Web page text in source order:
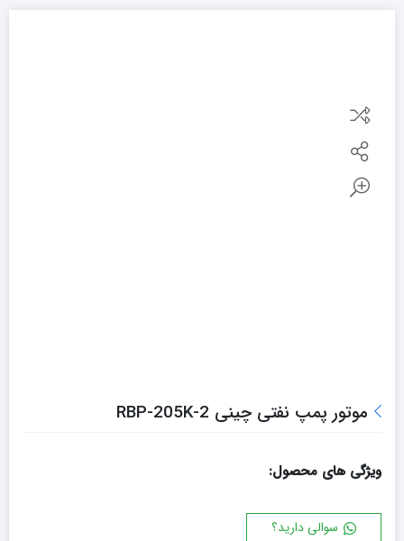
موتور پمپ نفتی چينی 2-RBP-205K
ویژگی های محصول:
سوالی دارید؟